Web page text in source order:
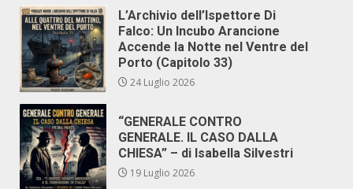
L’Archivio dell’Ispettore Di
Falco: Un Incubo Arancione
Accende la Notte nel Ventre del
Porto (Capitolo 33)
24 Luglio 2026
“GENERALE CONTRO
GENERALE. IL CASO DALLA
CHIESA” – di Isabella Silvestri
19 Luglio 2026